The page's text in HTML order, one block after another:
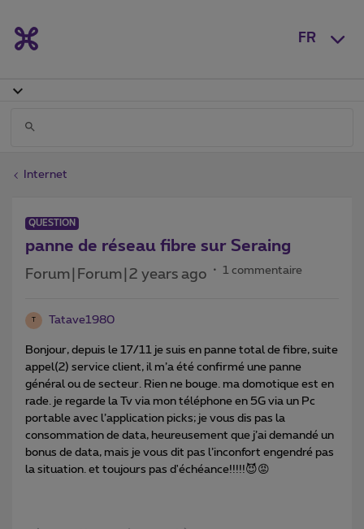
FR
Internet
QUESTION
panne de réseau fibre sur Seraing
Forum|Forum|2 years ago 1 commentaire
Tatave1980
Bonjour, depuis le 17/11 je suis en panne total de fibre, suite
appel(2) service client, il m’a été confirmé une panne
général ou de secteur. Rien ne bouge. ma domotique est en
rade. je regarde la Tv via mon téléphone en 5G via un Pc
portable avec l’application picks; je vous dis pas la
consommation de data, heureusement que j’ai demandé un
bonus de data, mais je vous dit pas l’inconfort engendré pas
la situation. et toujours pas d'échéance!!!!!😈😡